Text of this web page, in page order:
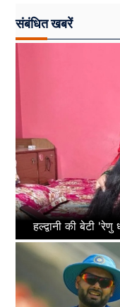
संबंधित खबरें
हल्द्वानी की बेटी